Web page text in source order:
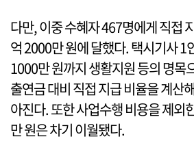
다만, 이중 수혜자 467명에게 직접
억 2000만 원에 달했다. 택시기사 1
1000만 원까지 생활지원 등의 명목
출연금 대비 직접 지급 비율을 계산
아진다. 또한 사업수행 비용을 제외
만 원은 차기 이월됐다.